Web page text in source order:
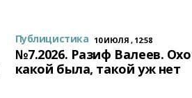
Публицистика 10 ИЮЛЯ , 12:58
№7.2026. Разиф Валеев.
какой была, такой уж нет